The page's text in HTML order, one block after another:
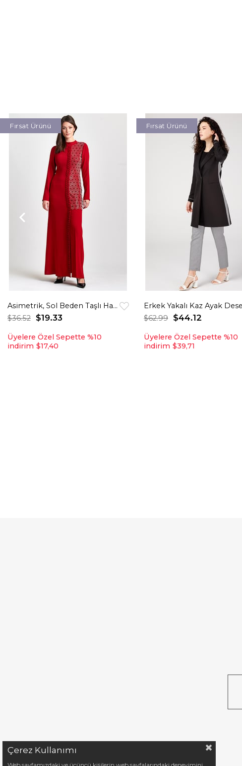
Asimetrik, Sol Beden Taşlı Hakim Yakalı Elbise Kırmızı
$19.33
$36.52
Fırsat Ürünü
Üyelere Özel Sepette %10
indirim $17,40
$44.12
$62.99
Fırsat Ürünü
Üyelere Özel Sepette %10
indirim $39,71
Çerez Kullanımı